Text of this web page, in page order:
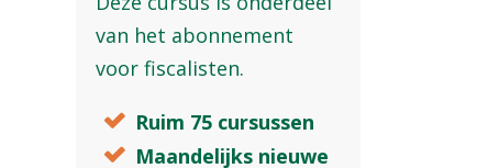
van het abonnement
voor fiscalisten.
Ruim 75 cursussen
Maandelijks nieuwe